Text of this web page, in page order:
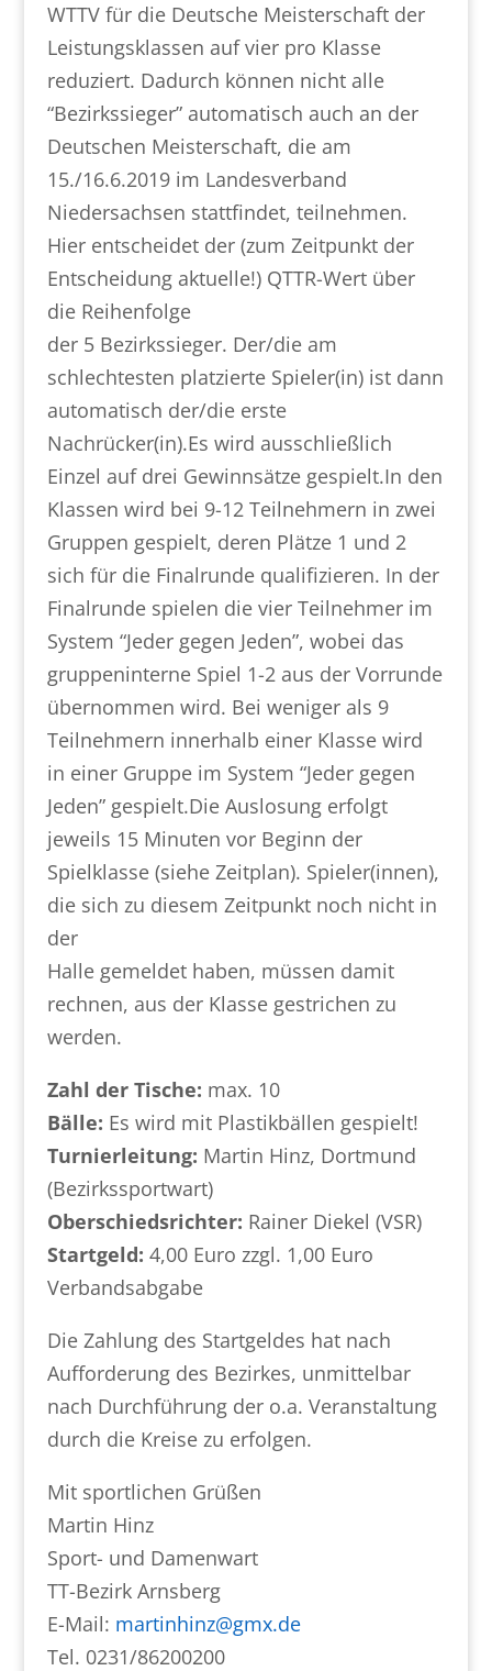
WTTV für die Deutsche Meisterschaft der
Leistungsklassen auf vier pro Klasse
reduziert. Dadurch können nicht alle
“Bezirkssieger” automatisch auch an der
Deutschen Meisterschaft, die am
15./16.6.2019 im Landesverband
Niedersachsen stattfindet, teilnehmen.
Hier entscheidet der (zum Zeitpunkt der
Entscheidung aktuelle!) QTTR-Wert über
die Reihenfolge
der 5 Bezirkssieger. Der/die am
schlechtesten platzierte Spieler(in) ist dann
automatisch der/die erste
Nachrücker(in).Es wird ausschließlich
Einzel auf drei Gewinnsätze gespielt.In den
Klassen wird bei 9-12 Teilnehmern in zwei
Gruppen gespielt, deren Plätze 1 und 2
sich für die Finalrunde qualifizieren. In der
Finalrunde spielen die vier Teilnehmer im
System “Jeder gegen Jeden”, wobei das
gruppeninterne Spiel 1-2 aus der Vorrunde
übernommen wird. Bei weniger als 9
Teilnehmern innerhalb einer Klasse wird
in einer Gruppe im System “Jeder gegen
Jeden” gespielt.Die Auslosung erfolgt
jeweils 15 Minuten vor Beginn der
Spielklasse (siehe Zeitplan). Spieler(innen),
die sich zu diesem Zeitpunkt noch nicht in
der
Halle gemeldet haben, müssen damit
rechnen, aus der Klasse gestrichen zu
werden.
Zahl der Tische: max. 10
Bälle: Es wird mit Plastikbällen gespielt!
Turnierleitung: Martin Hinz, Dortmund
(Bezirkssportwart)
Oberschiedsrichter: Rainer Diekel (VSR)
Startgeld: 4,00 Euro zzgl. 1,00 Euro
Verbandsabgabe
Die Zahlung des Startgeldes hat nach
Aufforderung des Bezirkes, unmittelbar
nach Durchführung der o.a. Veranstaltung
durch die Kreise zu erfolgen.
Mit sportlichen Grüßen
Martin Hinz
Sport- und Damenwart
TT-Bezirk Arnsberg
E-Mail: martinhinz@gmx.de
Tel. 0231/86200200